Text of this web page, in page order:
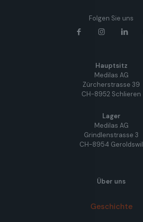
Folgen Sie uns
Hauptsitz
Medilas AG
Zürcherstrasse 39
CH-8952 Schlieren
Lager
Medilas AG
Grindlenstrasse 3
CH-8954 Geroldswil
Über uns
Geschichte